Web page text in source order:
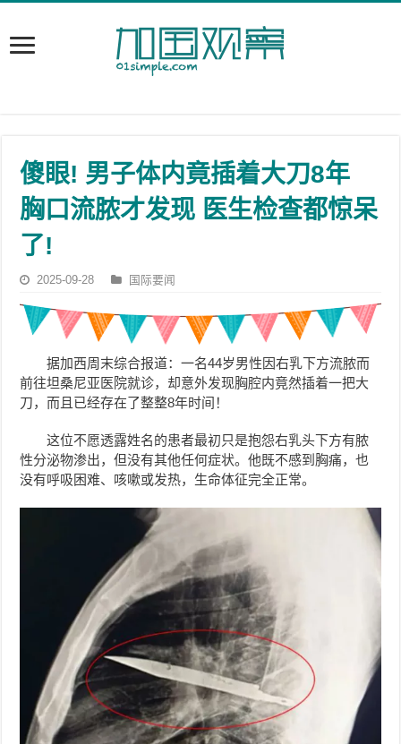
傻眼! 男子体内竟插着大刀8年
胸口流脓才发现 医生检查都惊呆
了!
2025-09-28 国际要闻
据加西周末综合报道：一名44岁男性因右乳下方流脓而
前往坦桑尼亚医院就诊，却意外发现胸腔内竟然插着一把大
刀，而且已经存在了整整8年时间！
这位不愿透露姓名的患者最初只是抱怨右乳头下方有脓
性分泌物渗出，但没有其他任何症状。他既不感到胸痛，也
没有呼吸困难、咳嗽或发热，生命体征完全正常。